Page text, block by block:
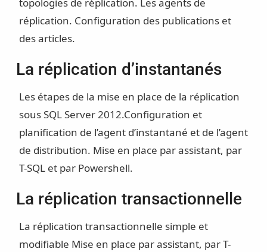
topologies de réplication. Les agents de
réplication. Configuration des publications et
des articles.
La réplication d’instantanés
Les étapes de la mise en place de la réplication
sous SQL Server 2012.Configuration et
planification de l’agent d’instantané et de l’agent
de distribution. Mise en place par assistant, par
T-SQL et par Powershell.
La réplication transactionnelle
La réplication transactionnelle simple et
modifiable Mise en place par assistant, par T-